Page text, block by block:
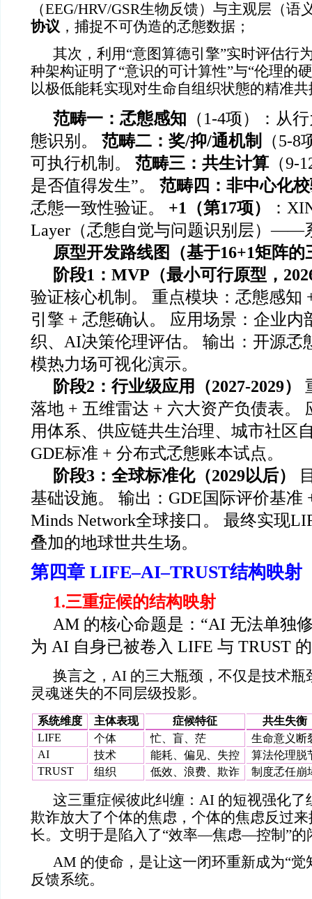
（EEG/HRV/GSR生物反馈）与主观层（语
协议 ，捕捉不可伪造的孞態数据；
其次，利用“意图算德引擎”实时评估行
种架构证明了“意识的可计算性”与“伦理的
以极低能耗实现对生命自组织状態的精准共
范畴一：孞態感知 （1-4项）：从
態识别。 范畴二：奖/抑/通机制
（5-
可执行机制。 范畴三：共生计算 （9-
是否值得发生”。 范畴四：非中心化
孞態一致性验证。 +1（第17项）
：
Layer（孞態自觉与问题识别层）——
原型开发路线图（基于16+1矩阵的
阶段1：MVP（最小可行原型，
验证核心机制。 重点模块：孞態感知
引擎 + 孞態确认。 应用场景：企业内
织、AI决策伦理评估。 输出：开源孞
模热力场可视化演示。
阶段2：行业级应用（2027-2029）
落地 + 五维雷达 + 六大资产负债表。
用体系、供应链共生治理、城市社区
GDE标准 + 分布式孞態账本试点。
阶段3：全球标准化（2029以后）
基础设施。 输出：GDE国际评价基准
Minds Network全球接口。 最终实现
叠加的地球世共生场。
第四章 LIFE–AI–TRUST结构映射
1.三重症候的结构映射
AM 的核心命题是： “AI 无法单独
为 AI 自身已被卷入 LIFE 与 TRUST
换言之，AI 的三大瓶颈，不仅是技术瓶
灵魂迷失的不同层级投影。
系统维度 主体表现 症候特征
共生失衡
LIFE
个体 忙、盲、茫
生命意义断
AI
技术 能耗、偏见、失控
算法伦理脱
TRUST
组织 低效、浪费、欺诈 制度孞任崩
这三重症候彼此纠缠：AI 的短视强化了
欺诈放大了个体的焦虑，个体的焦虑反过
长。文明于是陷入了“效率—焦虑—控制”的
AM 的使命，是让这一闭环重新成为“
反馈系统。